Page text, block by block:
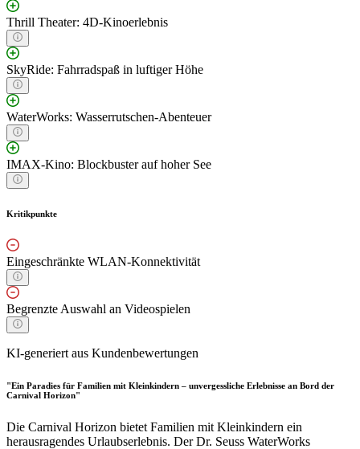
Thrill Theater: 4D-Kinoerlebnis
SkyRide: Fahrradspaß in luftiger Höhe
WaterWorks: Wasserrutschen-Abenteuer
IMAX-Kino: Blockbuster auf hoher See
Kritikpunkte
Eingeschränkte WLAN-Konnektivität
Begrenzte Auswahl an Videospielen
KI-generiert aus Kundenbewertungen
"Ein Paradies für Familien mit Kleinkindern – unvergessliche Erlebnisse an Bord der
Carnival Horizon"
Die Carnival Horizon bietet Familien mit Kleinkindern ein
herausragendes Urlaubserlebnis. Der Dr. Seuss WaterWorks